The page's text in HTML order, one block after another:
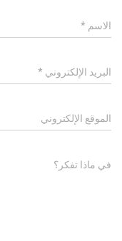
الاسم *
البريد الإلكتروني *
الموقع الإلكتروني
في ماذا تفكر؟